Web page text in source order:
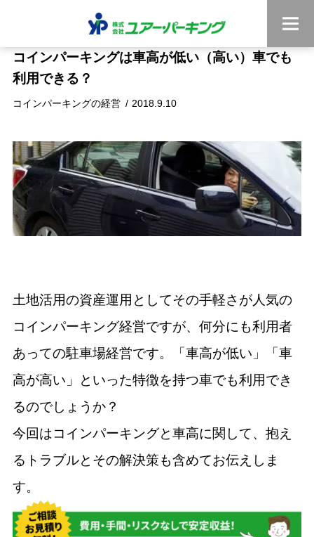
コインパーキングの経営 2018.9.10
コインパーキングは車高が低い（高い）車でも
利用できる？
土地活用の資産運用としてその手軽さが人気の
コインパーキング経営ですが、何分にも利用者
あっての駐車場経営です。「車高が低い」「車
高が高い」といった特徴を持つ車でも利用でき
るのでしょうか？
今回はコインパーキングと車高に関して、抱え
るトラブルとその解決策も含めてお伝えしま
す。